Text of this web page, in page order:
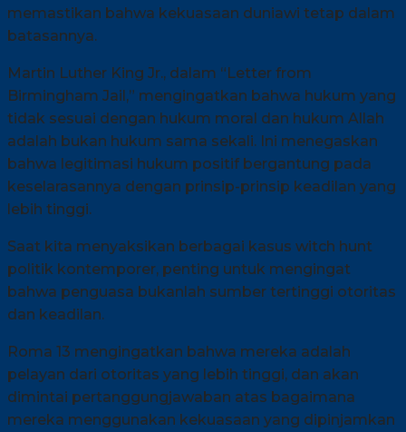
memastikan bahwa kekuasaan duniawi tetap dalam
batasannya.
Martin Luther King Jr., dalam “Letter from
Birmingham Jail,” mengingatkan bahwa hukum yang
tidak sesuai dengan hukum moral dan hukum Allah
adalah bukan hukum sama sekali. Ini menegaskan
bahwa legitimasi hukum positif bergantung pada
keselarasannya dengan prinsip-prinsip keadilan yang
lebih tinggi.
Saat kita menyaksikan berbagai kasus witch hunt
politik kontemporer, penting untuk mengingat
bahwa penguasa bukanlah sumber tertinggi otoritas
dan keadilan.
Roma 13 mengingatkan bahwa mereka adalah
pelayan dari otoritas yang lebih tinggi, dan akan
dimintai pertanggungjawaban atas bagaimana
mereka menggunakan kekuasaan yang dipinjamkan